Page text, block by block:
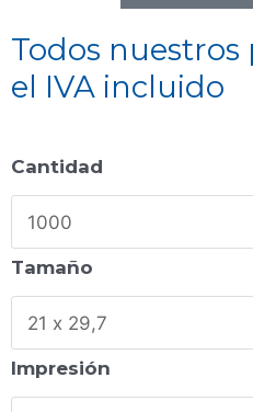
Todos nuestros
el IVA incluido
Cantidad
Tamaño
Impresión